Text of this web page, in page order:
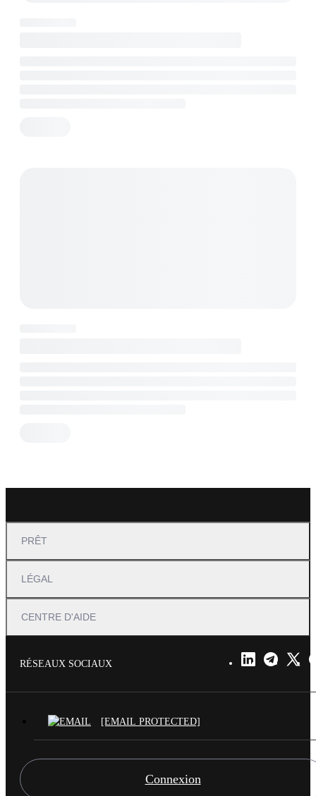
PRÊT
LÉGAL
CENTRE D'AIDE
RÉSEAUX SOCIAUX
[EMAIL PROTECTED]
Connexion